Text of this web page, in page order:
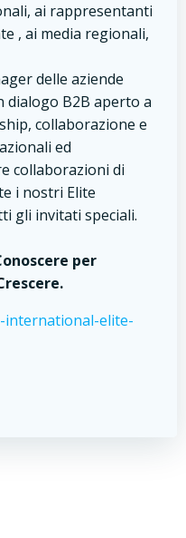
ai rappresentanti
, ai media regionali,
delle aziende
dialogo B2B aperto a
collaborazione e
ed
collaborazioni di
i nostri Elite
gli invitati speciali.
per
international-elite-